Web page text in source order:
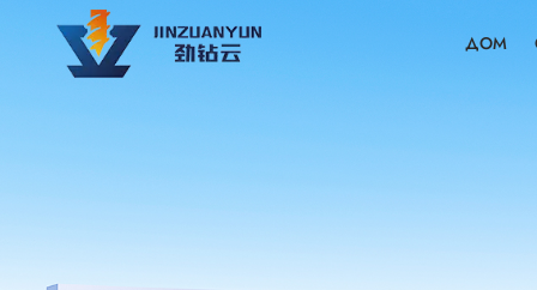
ДОМ